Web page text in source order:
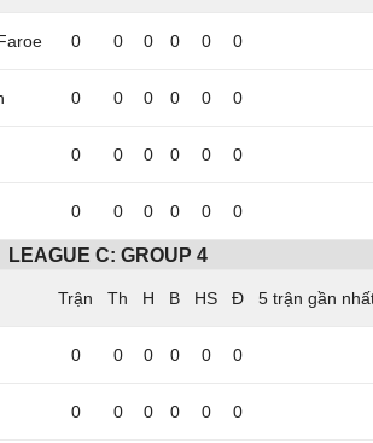
0 0 0 0 0 0
0 0 0 0 0 0
0 0 0 0 0 0
0 0 0 0 0 0
LEAGUE C: GROUP 4
5 trận gần
0 0 0 0 0 0
0 0 0 0 0 0